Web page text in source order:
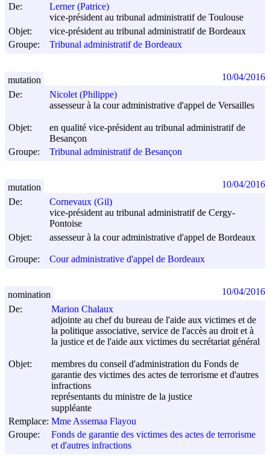
De:
Lerner (Patrice)
vice-président au tribunal administratif de Toulouse
Objet:
vice-président au tribunal administratif de Bordeaux
Groupe:
Tribunal administratif de Bordeaux
De:
Nicolet (Philippe)
assesseur à la cour administrative d'appel de Versailles
Objet:
en qualité vice-président au tribunal administratif de
Besançon
Groupe:
Tribunal administratif de Besançon
mutation 10/04/2016
De:
Cornevaux (Gil)
vice-président au tribunal administratif de Cergy-
Pontoise
Objet:
assesseur à la cour administrative d'appel de Bordeaux
Groupe: Cour administrative d'appel de Bordeaux
mutation 10/04/2016
De:
Marion Chalaux
adjointe au chef du bureau de l'aide aux victimes et de
la politique associative, service de l'accès au droit et à
la justice et de l'aide aux victimes du secrétariat général
Objet:
membres du conseil d'administration du Fonds de
garantie des victimes des actes de terrorisme et d'autres
infractions
représentants du ministre de la justice
suppléante
Remplace: Mme Assemaa Flayou
Groupe:
Fonds de garantie des victimes des actes de terrorisme
et d'autres infractions
nomination 10/04/2016